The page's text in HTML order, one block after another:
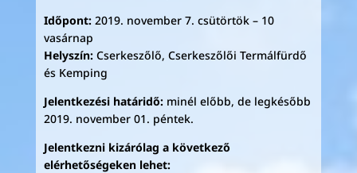
Időpont:2019. november 7. csütörtök – 10
vasárnap
Helyszín:Cserkeszőlő, Cserkeszőlői Termálfürdő
és Kemping
Jelentkezési határidő:minél előbb, de legkésőbb
2019. november 01. péntek.
Jelentkezni kizárólag a következő
elérhetőségeken lehet: